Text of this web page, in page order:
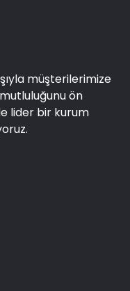
müşterilerimize
ön
lider bir kurum